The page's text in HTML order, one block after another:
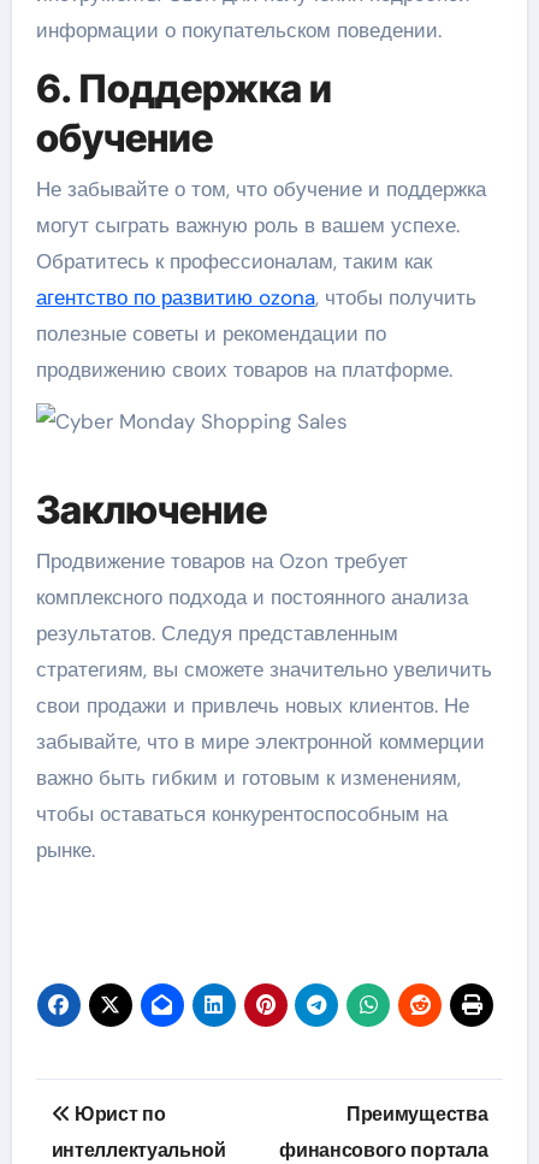
информации о покупательском поведении.
6. Поддержка и
обучение
Не забывайте о том, что обучение и поддержка
могут сыграть важную роль в вашем успехе.
Обратитесь к профессионалам, таким как
агентство по развитию ozona, чтобы получить
полезные советы и рекомендации по
продвижению своих товаров на платформе.
Заключение
Продвижение товаров на Ozon требует
комплексного подхода и постоянного анализа
результатов. Следуя представленным
стратегиям, вы сможете значительно увеличить
свои продажи и привлечь новых клиентов. Не
забывайте, что в мире электронной коммерции
важно быть гибким и готовым к изменениям,
чтобы оставаться конкурентоспособным на
рынке.
Навигация
по
Юрист по
интеллектуальной
Преимущества
финансового портала